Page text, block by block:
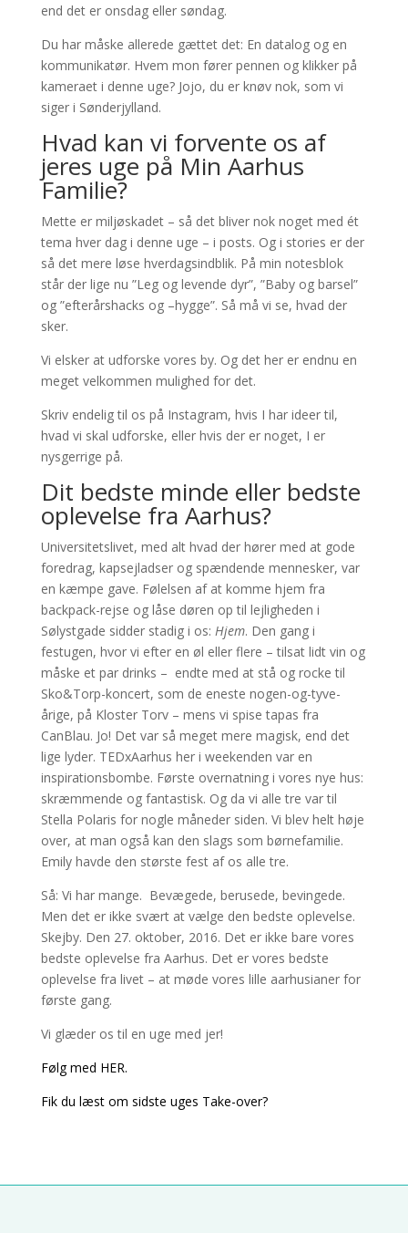
end det er onsdag eller søndag.
Du har måske allerede gættet det: En datalog og en
kommunikatør. Hvem mon fører pennen og klikker på
kameraet i denne uge? Jojo, du er knøv nok, som vi
siger i Sønderjylland.
Hvad kan vi forvente os af
jeres uge på Min Aarhus
Familie?
Mette er miljøskadet – så det bliver nok noget med ét
tema hver dag i denne uge – i posts. Og i stories er der
så det mere løse hverdagsindblik. På min notesblok
står der lige nu ”Leg og levende dyr”, ”Baby og barsel”
og ”efterårshacks og –hygge”. Så må vi se, hvad der
sker.
Vi elsker at udforske vores by. Og det her er endnu en
meget velkommen mulighed for det.
Skriv endelig til os på Instagram, hvis I har ideer til,
hvad vi skal udforske, eller hvis der er noget, I er
nysgerrige på.
Dit bedste minde eller bedste
oplevelse fra Aarhus?
Universitetslivet, med alt hvad der hører med at gode
foredrag, kapsejladser og spændende mennesker, var
en kæmpe gave. Følelsen af at komme hjem fra
backpack-rejse og låse døren op til lejligheden i
Sølystgade sidder stadig i os: Hjem. Den gang i
festugen, hvor vi efter en øl eller flere – tilsat lidt vin og
måske et par drinks – endte med at stå og rocke til
Sko&Torp-koncert, som de eneste nogen-og-tyve-
årige, på Kloster Torv – mens vi spise tapas fra
CanBlau. Jo! Det var så meget mere magisk, end det
lige lyder. TEDxAarhus her i weekenden var en
inspirationsbombe. Første overnatning i vores nye hus:
skræmmende og fantastisk. Og da vi alle tre var til
Stella Polaris for nogle måneder siden. Vi blev helt høje
over, at man også kan den slags som børnefamilie.
Emily havde den største fest af os alle tre.
Så: Vi har mange. Bevægede, berusede, bevingede.
Men det er ikke svært at vælge den bedste oplevelse.
Skejby. Den 27. oktober, 2016. Det er ikke bare vores
bedste oplevelse fra Aarhus. Det er vores bedste
oplevelse fra livet – at møde vores lille aarhusianer for
første gang.
Vi glæder os til en uge med jer!
Følg med HER.
Fik du læst om sidste uges Take-over?